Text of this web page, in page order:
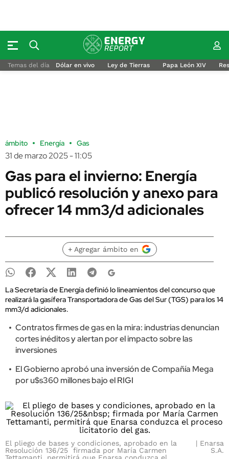
Temas del día Dólar en vivo Ley de Tierras Papa León XIV
ámbito Energía Gas
31 de marzo 2025 - 11:05
Gas para el invierno: Energía
publicó resolución y anexo para
ofrecer 14 mm3/d adicionales
+ Agregar ámbito en
La Secretaría de Energía definió lo lineamientos del concurso que
realizará la gasífera Transportadora de Gas del Sur (TGS) para los 14
mm3/d adicionales.
Contratos firmes de gas en la mira: industrias denuncian
cortes inéditos y alertan por el impacto sobre las
inversiones
El Gobierno aprobó una inversión de Compañía Mega
por u$s360 millones bajo el RIGI
El pliego de bases y condiciones, aprobado en la
Resolución 136/25 firmada por María Carmen
Enarsa
S.A.